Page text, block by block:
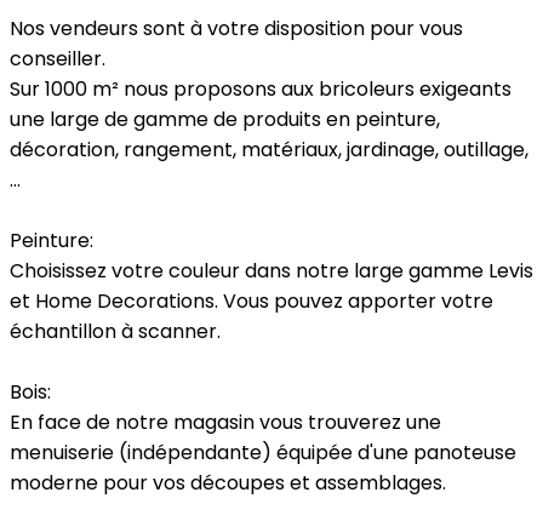
Nos vendeurs sont à votre disposition pour vous
conseiller.
Sur 1000 m² nous proposons aux bricoleurs exigeants
une large de gamme de produits en peinture,
décoration, rangement, matériaux, jardinage, outillage,
…
Peinture:
Choisissez votre couleur dans notre large gamme Levis
et Home Decorations. Vous pouvez apporter votre
échantillon à scanner.
Bois:
En face de notre magasin vous trouverez une
menuiserie (indépendante) équipée d'une panoteuse
moderne pour vos découpes et assemblages.